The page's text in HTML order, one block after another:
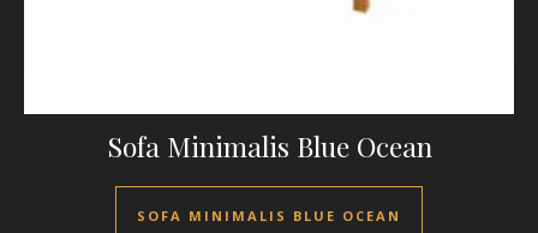
Sofa Minimalis Blue Ocean
SOFA MINIMALIS BLUE OCEAN